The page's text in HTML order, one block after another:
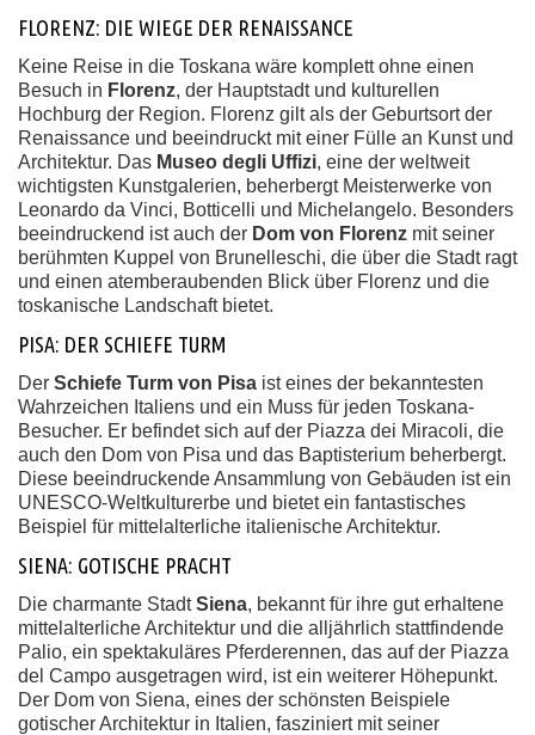
FLORENZ: DIE WIEGE DER RENAISSANCE
Keine Reise in die Toskana wäre komplett ohne einen
Besuch in Florenz, der Hauptstadt und kulturellen
Hochburg der Region. Florenz gilt als der Geburtsort der
Renaissance und beeindruckt mit einer Fülle an Kunst und
Architektur. Das Museo degli Uffizi, eine der weltweit
wichtigsten Kunstgalerien, beherbergt Meisterwerke von
Leonardo da Vinci, Botticelli und Michelangelo. Besonders
beeindruckend ist auch der Dom von Florenz mit seiner
berühmten Kuppel von Brunelleschi, die über die Stadt ragt
und einen atemberaubenden Blick über Florenz und die
toskanische Landschaft bietet.
PISA: DER SCHIEFE TURM
Der Schiefe Turm von Pisa ist eines der bekanntesten
Wahrzeichen Italiens und ein Muss für jeden Toskana-
Besucher. Er befindet sich auf der Piazza dei Miracoli, die
auch den Dom von Pisa und das Baptisterium beherbergt.
Diese beeindruckende Ansammlung von Gebäuden ist ein
UNESCO-Weltkulturerbe und bietet ein fantastisches
Beispiel für mittelalterliche italienische Architektur.
SIENA: GOTISCHE PRACHT
Die charmante StadtSiena, bekannt für ihre gut erhaltene
mittelalterliche Architektur und die alljährlich stattfindende
Palio, ein spektakuläres Pferderennen, das auf der Piazza
del Campo ausgetragen wird, ist ein weiterer Höhepunkt.
Der Dom von Siena, eines der schönsten Beispiele
gotischer Architektur in Italien, fasziniert mit seiner